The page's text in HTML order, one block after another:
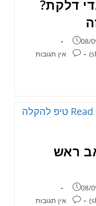
דלקת?
08/
אין תגובות
ראש
08/
אין תגובות